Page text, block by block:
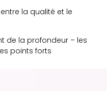
la qualité et le
de la profondeur – les
points forts